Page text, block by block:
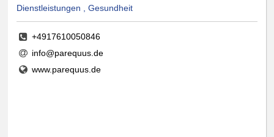
Dienstleistungen , Gesundheit
+4917610050846
info@parequus.de
www.parequus.de